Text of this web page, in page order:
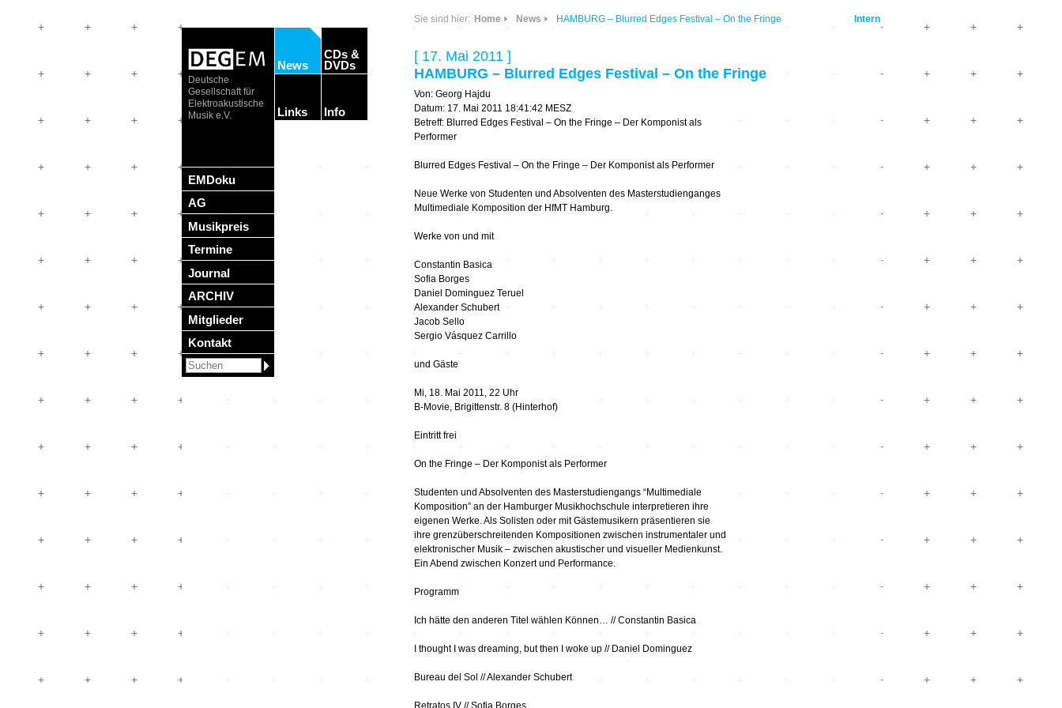
Deutsche
Gesellschaft für
Elektroakustische
Musik e.V.
EMDoku
AG
Musikpreis
Termine
Journal
ARCHIV
Mitglieder
Kontakt
News
CDs &
DVDs
Sonic Planet
HÖREN – in dieser
Zeit
Allegro Praestat
Listening Machines
– Ecological
Perspectives
Soundscape-
Zukunftsmusik – im
hier und jetzt oder
nie – Wendepunkte
Transit
drop the beat
XV
Grenzen
Links
Ausbildung &
Forschung
Orte & Konzerte
Hören im Netz
Institutionen und
Plattenläden
Radio & TV
Record Labels
Stipendien
Info
Sie sind hier: Home News HAMBURG – Blurred Edges Festival – On the Fringe Intern
[ 17. Mai 2011 ]
HAMBURG – Blurred Edges Festival – On the Fringe
Von: Georg Hajdu
Datum: 17. Mai 2011 18:41:42 MESZ
Betreff: Blurred Edges Festival – On the Fringe – Der Komponist als
Performer
Blurred Edges Festival – On the Fringe – Der Komponist als Performer
Neue Werke von Studenten und Absolventen des Masterstudienganges
Multimediale Komposition der HfMT Hamburg.
Werke von und mit
Constantin Basica
Sofia Borges
Daniel Dominguez Teruel
Alexander Schubert
Jacob Sello
Sergio Vásquez Carrillo
und Gäste
Mi, 18. Mai 2011, 22 Uhr
B-Movie, Brigittenstr. 8 (Hinterhof)
Eintritt frei
On the Fringe – Der Komponist als Performer
Studenten und Absolventen des Masterstudiengangs “Multimediale
Komposition” an der Hamburger Musikhochschule interpretieren ihre
eigenen Werke. Als Solisten oder mit Gästemusikern präsentieren sie
ihre grenzüberschreitenden Kompositionen zwischen instrumentaler und
elektronischer Musik – zwischen akustischer und visueller Medienkunst.
Ein Abend zwischen Konzert und Performance.
Programm
Ich hätte den anderen Titel wählen Können… // Constantin Basica
I thought I was dreaming, but then I woke up // Daniel Dominguez
Bureau del Sol // Alexander Schubert
Retratos IV // Sofia Borges